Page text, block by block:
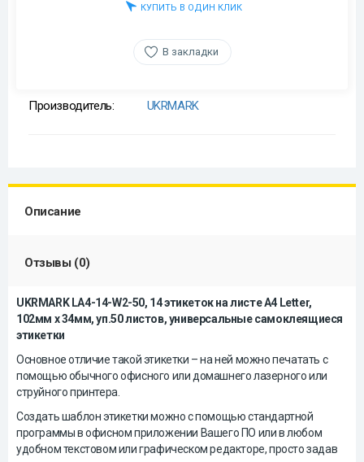
КУПИТЬ В ОДИН КЛИК
В закладки
Производитель: UKRMARK
Описание
Отзывы (0)
UKRMARK LA4-14-W2-50, 14 этикеток на листе А4 Letter,
102мм х 34мм, уп.50 листов, универсальные самоклеящиеся
этикетки
Основное отличие такой этикетки – на ней можно печатать с
помощью обычного офисного или домашнего лазерного или
струйного принтера.
Создать шаблон этикетки можно с помощью стандартной
программы в офисном приложении Вашего ПО или в любом
удобном текстовом или графическом редакторе, просто задав